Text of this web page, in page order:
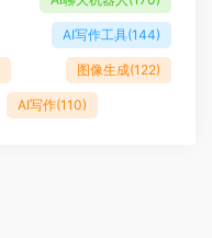
AI写作工具(144)
图像生成(122)
AI写作(110)